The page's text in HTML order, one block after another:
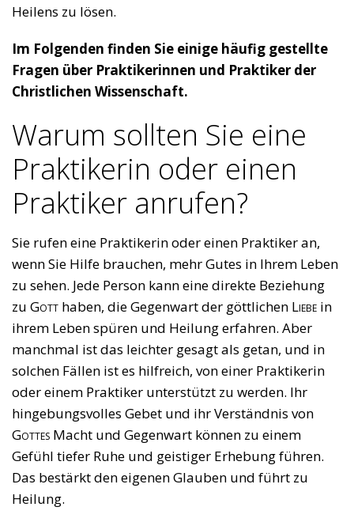
Heilens zu lösen.
Im Folgenden finden Sie einige häufig gestellte
Fragen über Praktikerinnen und Praktiker der
Christlichen Wissenschaft.
Warum sollten Sie eine
Praktikerin oder einen
Praktiker anrufen?
Sie rufen eine Praktikerin oder einen Praktiker an,
wenn Sie Hilfe brauchen, mehr Gutes in Ihrem Leben
zu sehen. Jede Person kann eine direkte Beziehung
zu Gott haben, die Gegenwart der göttlichen Liebe in
ihrem Leben spüren und Heilung erfahren. Aber
manchmal ist das leichter gesagt als getan, und in
solchen Fällen ist es hilfreich, von einer Praktikerin
oder einem Praktiker unterstützt zu werden. Ihr
hingebungsvolles Gebet und ihr Verständnis von
Gottes Macht und Gegenwart können zu einem
Gefühl tiefer Ruhe und geistiger Erhebung führen.
Das bestärkt den eigenen Glauben und führt zu
Heilung.